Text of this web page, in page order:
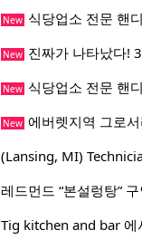
New 식당업소 전문 핸
New 진짜가 나타났다!
New 식당업소 전문 핸
New 에버렛지역 그로
(Lansing, MI)
레드먼드 “본설렁탕” 구
Tig kitchen and bar 에